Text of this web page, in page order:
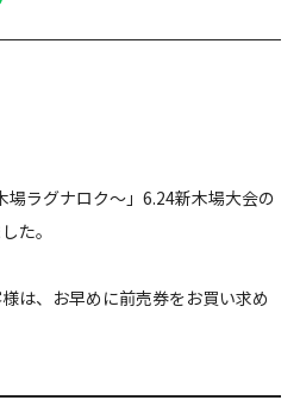
場ラグナロク～」6.24新木場大会の
た。
は、お早めに前売券をお買い求め